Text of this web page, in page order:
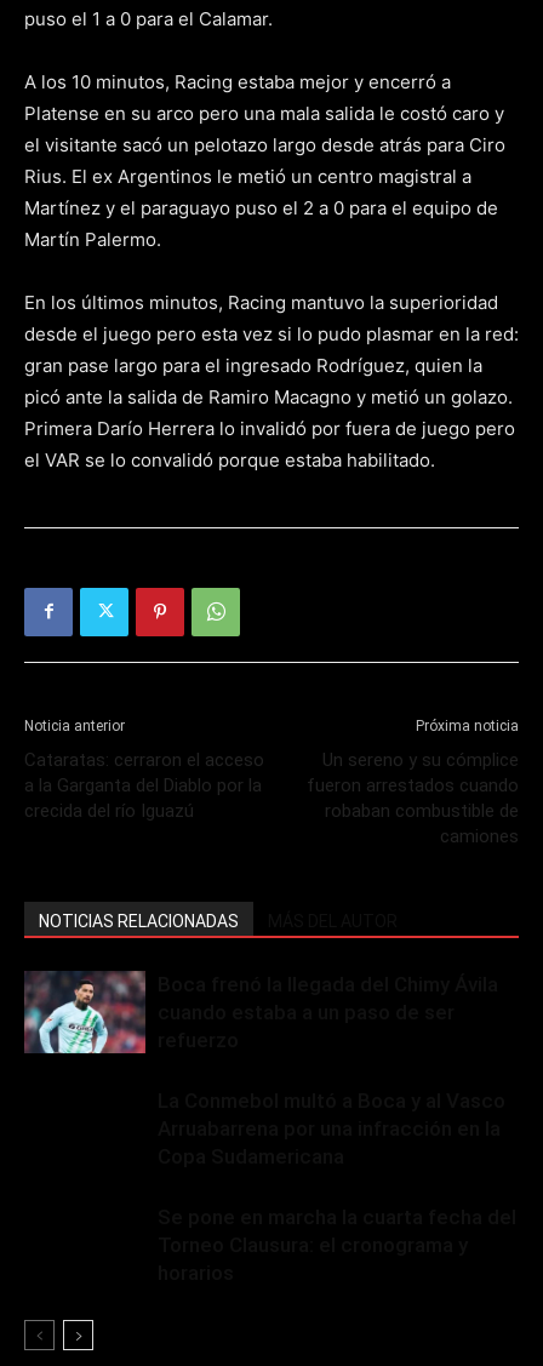
puso el 1 a 0 para el Calamar.
A los 10 minutos, Racing estaba mejor y encerró a
Platense en su arco pero una mala salida le costó caro y
el visitante sacó un pelotazo largo desde atrás para Ciro
Rius. El ex Argentinos le metió un centro magistral a
Martínez y el paraguayo puso el 2 a 0 para el equipo de
Martín Palermo.
En los últimos minutos, Racing mantuvo la superioridad
desde el juego pero esta vez si lo pudo plasmar en la red:
gran pase largo para el ingresado Rodríguez, quien la
picó ante la salida de Ramiro Macagno y metió un golazo.
Primera Darío Herrera lo invalidó por fuera de juego pero
el VAR se lo convalidó porque estaba habilitado.
Noticia anterior
Cataratas: cerraron el acceso
a la Garganta del Diablo por la
crecida del río Iguazú
Próxima noticia
Un sereno y su cómplice
fueron arrestados cuando
robaban combustible de
camiones
NOTICIAS RELACIONADAS